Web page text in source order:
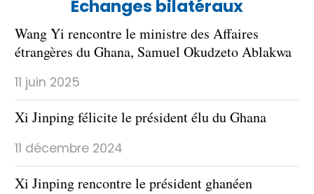
Échanges bilatéraux
Wang Yi rencontre le ministre des Affaires
étrangères du Ghana, Samuel Okudzeto Ablakwa
11 juin 2025
Xi Jinping félicite le président élu du Ghana
11 décembre 2024
Xi Jinping rencontre le président ghanéen